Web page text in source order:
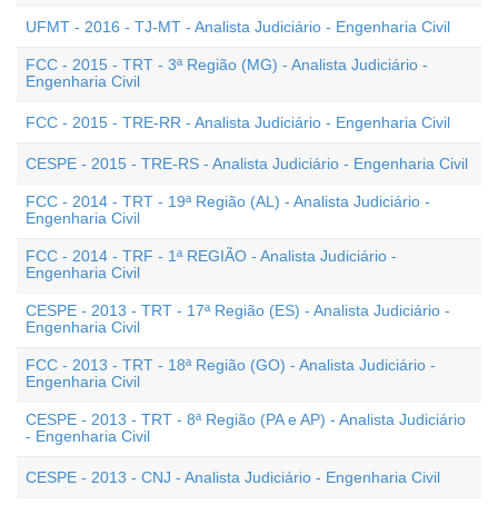
UFMT - 2016 - TJ-MT - Analista Judiciário - Engenharia Civil
FCC - 2015 - TRT - 3ª Região (MG) - Analista Judiciário -
Engenharia Civil
FCC - 2015 - TRE-RR - Analista Judiciário - Engenharia Civil
CESPE - 2015 - TRE-RS - Analista Judiciário - Engenharia Civil
FCC - 2014 - TRT - 19ª Região (AL) - Analista Judiciário -
Engenharia Civil
FCC - 2014 - TRF - 1ª REGIÃO - Analista Judiciário -
Engenharia Civil
CESPE - 2013 - TRT - 17ª Região (ES) - Analista Judiciário -
Engenharia Civil
FCC - 2013 - TRT - 18ª Região (GO) - Analista Judiciário -
Engenharia Civil
CESPE - 2013 - TRT - 8ª Região (PA e AP) - Analista Judiciário
- Engenharia Civil
CESPE - 2013 - CNJ - Analista Judiciário - Engenharia Civil